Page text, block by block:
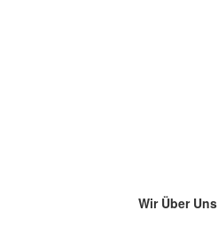
Wir Über Uns